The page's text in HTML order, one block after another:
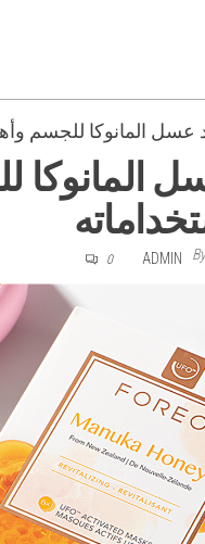
عسل المانوكا للجسم
المانوكا
By
ADMIN
0